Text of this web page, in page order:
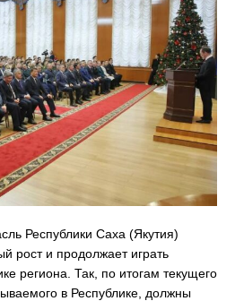
Республики Саха (Якутия)
рост и продолжает играть
региона. Так, по итогам текущего
в Республике, должны